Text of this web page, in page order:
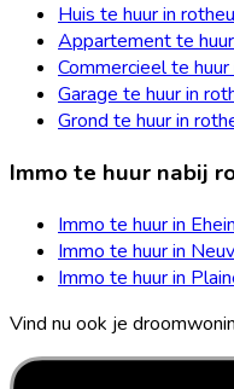
Huis te huur in
Appartement te
Commercieel te
Garage te huur in
Grond te huur in
Immo te huur nabij
Immo te huur in
Immo te huur in
Immo te huur in
Vind nu ook je